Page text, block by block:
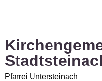
Pfarrei Untersteinach